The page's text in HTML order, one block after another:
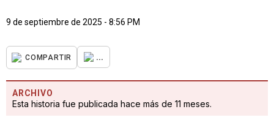
9 de septiembre de 2025 - 8:56 PM
COMPARTIR ...
ARCHIVO
Esta historia fue publicada hace más de 11 meses.